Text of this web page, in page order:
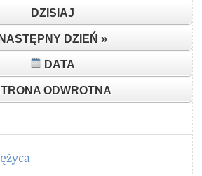
DZISIAJ
NASTĘPNY DZIEŃ »
DATA
ODWROTNA